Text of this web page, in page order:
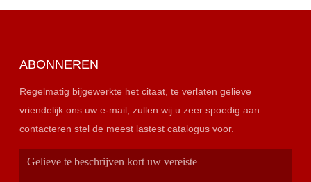
ABONNEREN
Regelmatig bijgewerkte het citaat, te verlaten gelieve
vriendelijk ons uw e-mail, zullen wij u zeer spoedig aan
contacteren stel de meest lastest catalogus voor.